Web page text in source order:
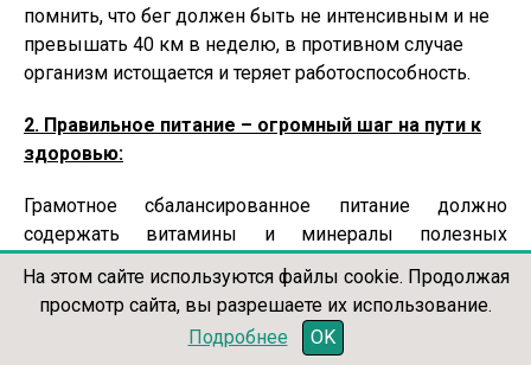
помнить, что бег должен быть не интенсивным и не
превышать 40 км в неделю, в противном случае
организм истощается и теряет работоспособность.
2. Правильное питание – огромный шаг на пути к
здоровью:
Грамотное сбалансированное питание должно
содержать витамины и минералы полезных
На этом сайте используются файлы cookie. Продолжая
просмотр сайта, вы разрешаете их использование.
Подробнее
OK